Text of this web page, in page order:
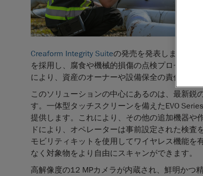
Creaform Integrity Suiteの発売を発表しました。
を採用し、腐食や機械的損傷の点検プロセスに
により、資産のオーナーや設備保全の責任者は
このソリューションの中心にあるのは、最新鋭
す。一体型タッチスクリーンを備えたEVO
提供します。これにより、その他の追加機器や
ドにより、オペレーターは事前設定された検査
モビリティキットを使用してワイヤレス機能を
なく対象物をより自由にスキャンができます。
高解像度の12 MPカメラが内蔵され、鮮明かつ